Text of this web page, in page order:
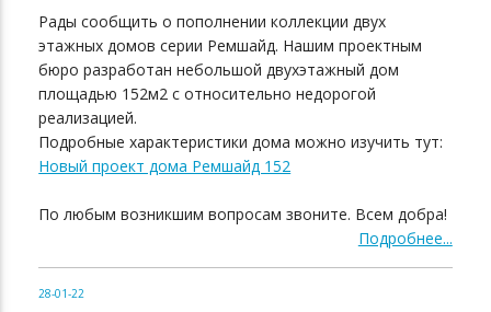
Рады сообщить о пополнении коллекции двух
этажных домов серии Ремшайд. Нашим проектным
бюро разработан небольшой двухэтажный дом
площадью 152м2 с относительно недорогой
реализацией.
Подробные характеристики дома можно изучить тут:
Новый проект дома Ремшайд 152
По любым возникшим вопросам звоните. Всем добра!
Подробнее...
28-01-22